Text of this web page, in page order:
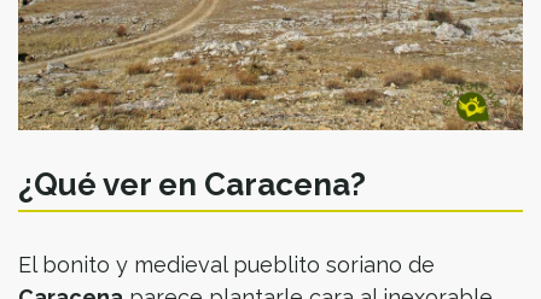
¿Qué ver en Caracena?
El bonito y medieval pueblito soriano de